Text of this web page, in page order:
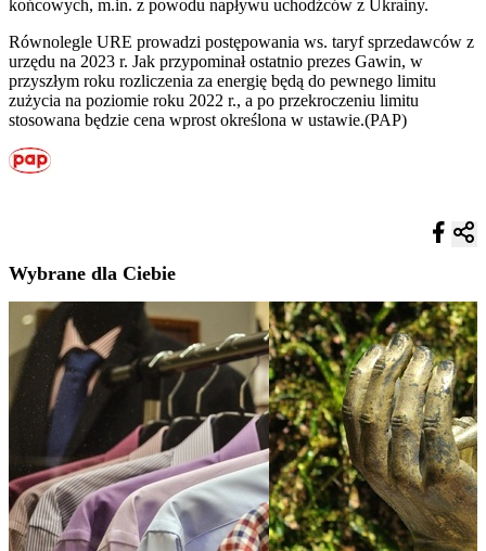
końcowych, m.in. z powodu napływu uchodźców z Ukrainy.
Równolegle URE prowadzi postępowania ws. taryf sprzedawców z
urzędu na 2023 r. Jak przypominał ostatnio prezes Gawin, w
przyszłym roku rozliczenia za energię będą do pewnego limitu
zużycia na poziomie roku 2022 r., a po przekroczeniu limitu
stosowana będzie cena wprost określona w ustawie.(PAP)
Wybrane dla Ciebie